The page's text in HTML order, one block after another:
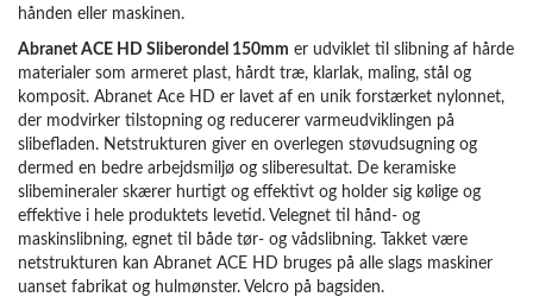
hånden eller maskinen.
Abranet ACE HD Sliberondel 150mm er udviklet til slibning af hårde
materialer som armeret plast, hårdt træ, klarlak, maling, stål og
komposit. Abranet Ace HD er lavet af en unik forstærket nylonnet,
der modvirker tilstopning og reducerer varmeudviklingen på
slibefladen. Netstrukturen giver en overlegen støvudsugning og
dermed en bedre arbejdsmiljø og sliberesultat. De keramiske
slibemineraler skærer hurtigt og effektivt og holder sig kølige og
effektive i hele produktets levetid. Velegnet til hånd- og
maskinslibning, egnet til både tør- og vådslibning. Takket være
netstrukturen kan Abranet ACE HD bruges på alle slags maskiner
uanset fabrikat og hulmønster. Velcro på bagsiden.